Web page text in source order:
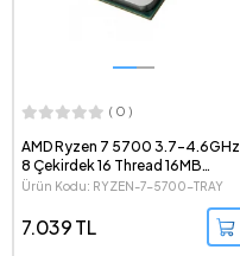
( 0 )
AMD Ryzen 7 5700 3.7-4.6GHz
8 Çekirdek 16 Thread 16MB
Cache Soket AM4 7nm Tray
Ürün Kodu: RYZEN-7-5700-TRAY
7.039 TL